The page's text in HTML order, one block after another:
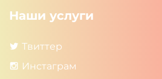
Наши услуги
Твиттер
Инстаграм